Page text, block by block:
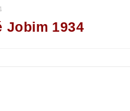
Jobim 1934